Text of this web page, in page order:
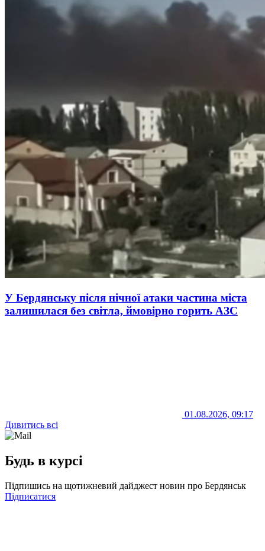
У Бердянську після нічної атаки частина міста
залишилася без світла, ймовірно горить АЗС
01.08.2026, 09:17
Дивитись всі
Будь в курсі
Підпишись на щотижневий дайджест новин про Бердянськ
Підписатися